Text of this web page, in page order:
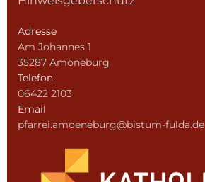
Adresse
Am Johannes 1
35287 Amöneburg
Telefon
06422 2103
Email
pfarrei.amoeneburg@bistum-fulda.de